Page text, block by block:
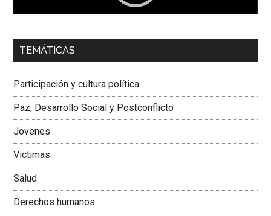
00:00 01:04
Dra. Carolina Corcho Mejía,Presidenta Corporación
Colombiana
TEMÁTICAS
Participación y cultura política
Paz, Desarrollo Social y Postconflicto
Jovenes
Victimas
Salud
Derechos humanos